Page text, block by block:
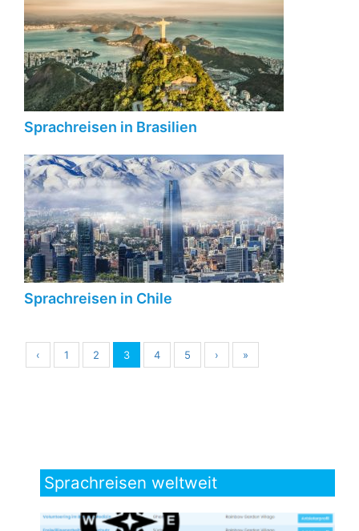
Sprachreisen in Brasilien
Sprachreisen in Chile
‹ 1 2 3 4 5 › »
Sprachreisen weltweit